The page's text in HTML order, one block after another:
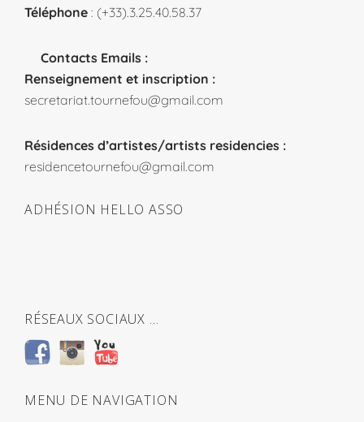
Téléphone : (+33).3.25.40.58.37
Contacts Emails :
Renseignement et inscription :
secretariat.tournefou@gmail.com
Résidences d’artistes/artists residencies :
residencetournefou@gmail.com
ADHÉSION HELLO ASSO
RÉSEAUX SOCIAUX …
MENU DE NAVIGATION